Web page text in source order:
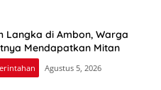
Langka di Ambon, Warga
Mendapatkan Mitan
Agustus 5, 2026